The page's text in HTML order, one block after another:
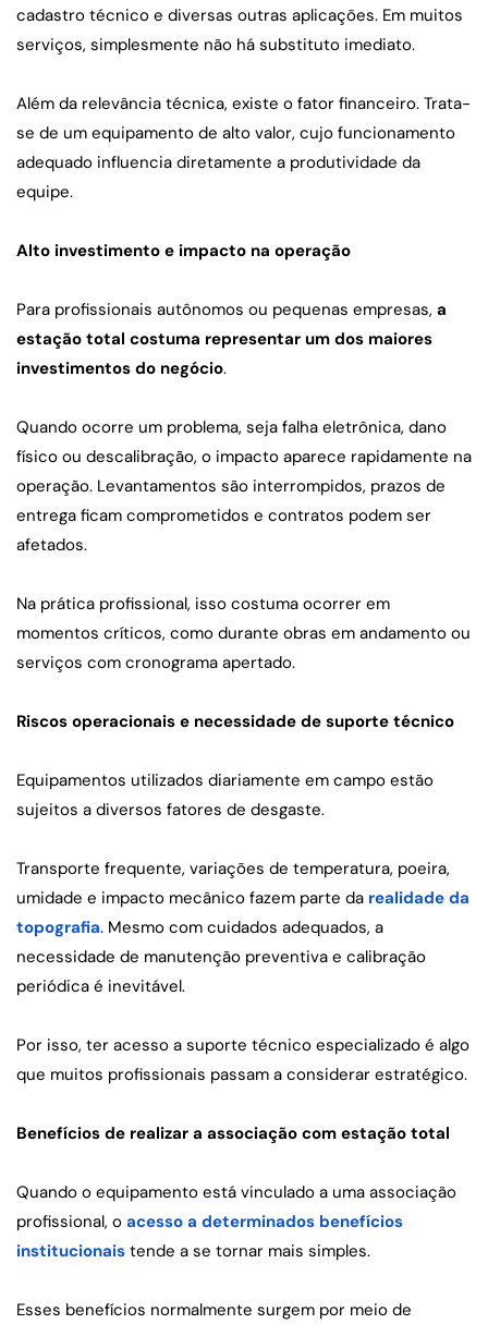
cadastro técnico e diversas outras aplicações. Em muitos
serviços, simplesmente não há substituto imediato.
Além da relevância técnica, existe o fator financeiro. Trata-
se de um equipamento de alto valor, cujo funcionamento
adequado influencia diretamente a produtividade da
equipe.
Alto investimento e impacto na operação
Para profissionais autônomos ou pequenas empresas, a
estação total costuma representar um dos maiores
investimentos do negócio.
Quando ocorre um problema, seja falha eletrônica, dano
físico ou descalibração, o impacto aparece rapidamente na
operação. Levantamentos são interrompidos, prazos de
entrega ficam comprometidos e contratos podem ser
afetados.
Na prática profissional, isso costuma ocorrer em
momentos críticos, como durante obras em andamento ou
serviços com cronograma apertado.
Riscos operacionais e necessidade de suporte técnico
Equipamentos utilizados diariamente em campo estão
sujeitos a diversos fatores de desgaste.
Transporte frequente, variações de temperatura, poeira,
umidade e impacto mecânico fazem parte da realidade da
topografia. Mesmo com cuidados adequados, a
necessidade de manutenção preventiva e calibração
periódica é inevitável.
Por isso, ter acesso a suporte técnico especializado é algo
que muitos profissionais passam a considerar estratégico.
Benefícios de realizar a associação com estação total
Quando o equipamento está vinculado a uma associação
profissional, o acesso a determinados benefícios
institucionais tende a se tornar mais simples.
Esses benefícios normalmente surgem por meio de